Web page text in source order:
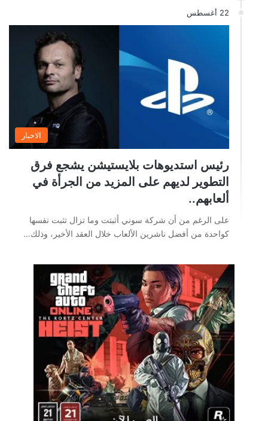
22 أغسطس
الاخبار
رئيس استديوهات بلايستيشن يشجع فرق
التطوير لديهم على المزيد من الجرأة في
ألعابهم..
على الرغم من أن شركة سوني أثبتت وما تزال تثبت نفسها
كواحدة من أفضل ناشرين الألعاب خلال العقد الأخير، وذلك…